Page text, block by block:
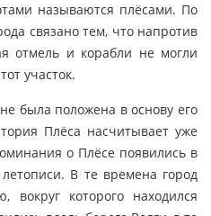
называются плёсами. По
связано тем, что напротив
отмель и корабли не могли
участок.
была положена в основу его
Плёса насчитывает уже
о Плёсе появились в
В те времена город
вокруг которого находился